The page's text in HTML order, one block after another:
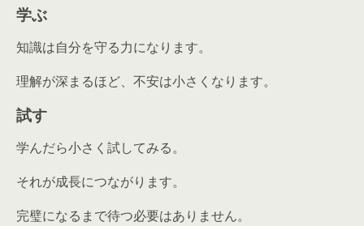
学ぶ
知識は自分を守る力になります。
理解が深まるほど、不安は小さくなります。
試す
学んだら小さく試してみる。
それが成長につながります。
完璧になるまで待つ必要はありません。